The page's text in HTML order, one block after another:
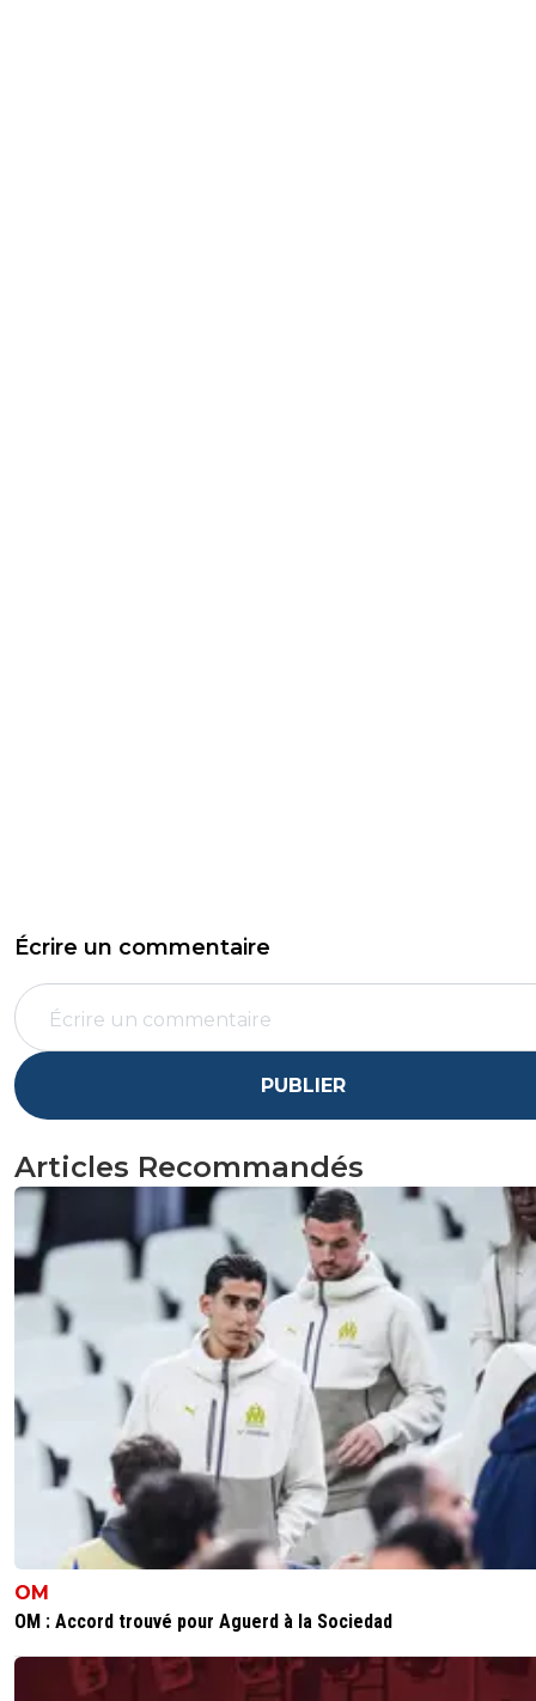
Écrire un commentaire
PUBLIER
Articles Recommandés
OM
OM : Accord trouvé pour Aguerd à la Sociedad